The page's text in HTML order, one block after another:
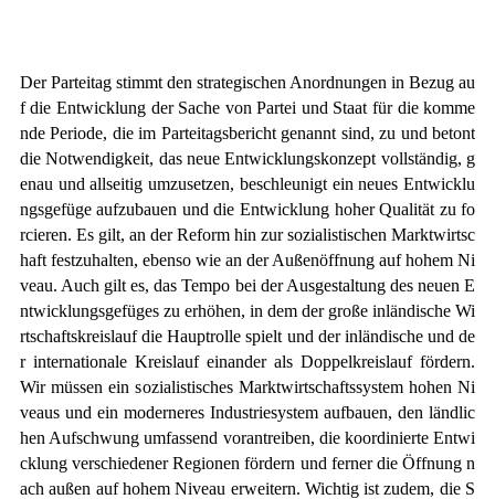
Der Parteitag stimmt den strategischen Anordnungen in Bezug au
f die Entwicklung der Sache von Partei und Staat für die komme
nde Periode, die im Parteitagsbericht genannt sind, zu und betont
die Notwendigkeit, das neue Entwicklungskonzept vollständig, g
enau und allseitig umzusetzen, beschleunigt ein neues Entwicklu
ngsgefüge aufzubauen und die Entwicklung hoher Qualität zu fo
rcieren. Es gilt, an der Reform hin zur sozialistischen Marktwirtsc
haft festzuhalten, ebenso wie an der Außenöffnung auf hohem Ni
veau. Auch gilt es, das Tempo bei der Ausgestaltung des neuen E
ntwicklungsgefüges zu erhöhen, in dem der große inländische Wi
rtschaftskreislauf die Hauptrolle spielt und der inländische und de
r internationale Kreislauf einander als Doppelkreislauf fördern.
Wir müssen ein sozialistisches Marktwirtschaftssystem hohen Ni
veaus und ein moderneres Industriesystem aufbauen, den ländlic
hen Aufschwung umfassend vorantreiben, die koordinierte Entwi
cklung verschiedener Regionen fördern und ferner die Öffnung n
ach außen auf hohem Niveau erweitern. Wichtig ist zudem, die S